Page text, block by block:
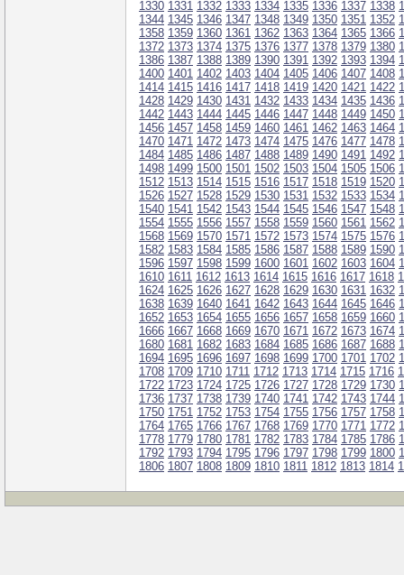
1330 1331 1332 1333 1334 1335 1336 1337 1338
1344 1345 1346 1347 1348 1349 1350 1351 1352
1358 1359 1360 1361 1362 1363 1364 1365 1366
1372 1373 1374 1375 1376 1377 1378 1379 1380
1386 1387 1388 1389 1390 1391 1392 1393 1394
1400 1401 1402 1403 1404 1405 1406 1407 1408
1414 1415 1416 1417 1418 1419 1420 1421 1422
1428 1429 1430 1431 1432 1433 1434 1435 1436
1442 1443 1444 1445 1446 1447 1448 1449 1450
1456 1457 1458 1459 1460 1461 1462 1463 1464
1470 1471 1472 1473 1474 1475 1476 1477 1478
1484 1485 1486 1487 1488 1489 1490 1491 1492
1498 1499 1500 1501 1502 1503 1504 1505 1506
1512 1513 1514 1515 1516 1517 1518 1519 1520
1526 1527 1528 1529 1530 1531 1532 1533 1534
1540 1541 1542 1543 1544 1545 1546 1547 1548
1554 1555 1556 1557 1558 1559 1560 1561 1562
1568 1569 1570 1571 1572 1573 1574 1575 1576
1582 1583 1584 1585 1586 1587 1588 1589 1590
1596 1597 1598 1599 1600 1601 1602 1603 1604
1610 1611 1612 1613 1614 1615 1616 1617 1618
1624 1625 1626 1627 1628 1629 1630 1631 1632
1638 1639 1640 1641 1642 1643 1644 1645 1646
1652 1653 1654 1655 1656 1657 1658 1659 1660
1666 1667 1668 1669 1670 1671 1672 1673 1674
1680 1681 1682 1683 1684 1685 1686 1687 1688
1694 1695 1696 1697 1698 1699 1700 1701 1702
1708 1709 1710 1711 1712 1713 1714 1715 1716
1722 1723 1724 1725 1726 1727 1728 1729 1730
1736 1737 1738 1739 1740 1741 1742 1743 1744
1750 1751 1752 1753 1754 1755 1756 1757 1758
1764 1765 1766 1767 1768 1769 1770 1771 1772
1778 1779 1780 1781 1782 1783 1784 1785 1786
1792 1793 1794 1795 1796 1797 1798 1799 1800
1806 1807 1808 1809 1810 1811 1812 1813 1814